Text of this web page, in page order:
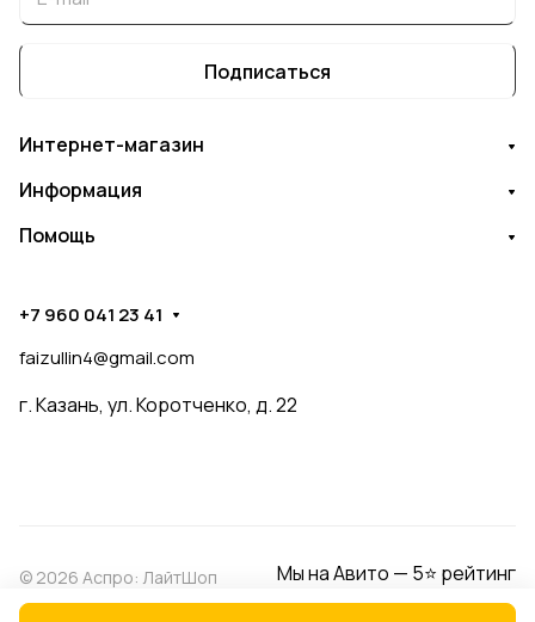
Подписаться
Интернет-магазин
Информация
Помощь
+7 960 041 23 41
faizullin4@gmail.com
г. Казань, ул. Коротченко, д. 22
© 2026 Аспро: ЛайтШоп Мы на Авито — 5⭐ рейтинг